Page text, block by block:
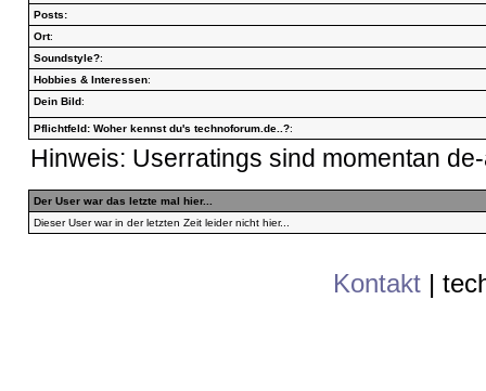
Posts:
Ort:
Soundstyle?:
Hobbies & Interessen:
Dein Bild:
Pflichtfeld: Woher kennst du's technoforum.de..?:
Hinweis: Userratings sind momentan
Der User war das letzte mal hier...
Dieser User war in der letzten Zeit leider nicht hier...
Kontakt |